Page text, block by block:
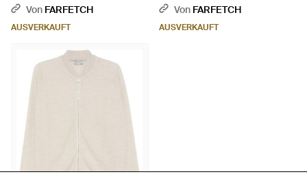
Von FARFETCH
AUSVERKAUFT
Braun
Von FARFETCH
AUSVERKAUFT